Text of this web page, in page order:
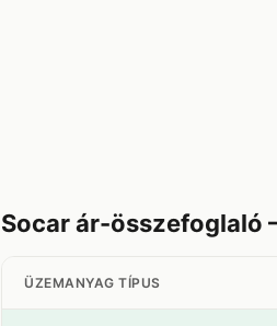
Socar ár-összefoglaló
ÜZEMANYAG TÍPUS